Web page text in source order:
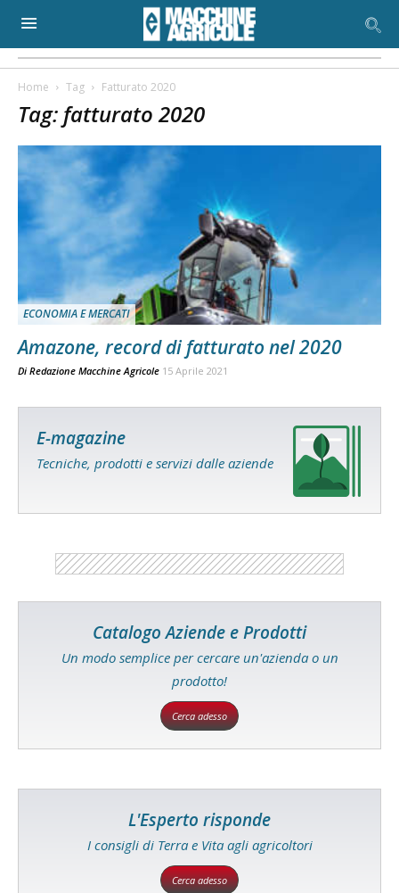
Home Tag Fatturato 2020
Tag: fatturato 2020
ECONOMIA E MERCATI
Amazone, record di fatturato nel 2020
Di Redazione Macchine Agricole 15 Aprile 2021
E-magazine
Tecniche, prodotti e servizi dalle aziende
Catalogo Aziende e Prodotti
Un modo semplice per cercare un'azienda o un
prodotto!
Cerca adesso
L'Esperto risponde
I consigli di Terra e Vita agli agricoltori
Cerca adesso